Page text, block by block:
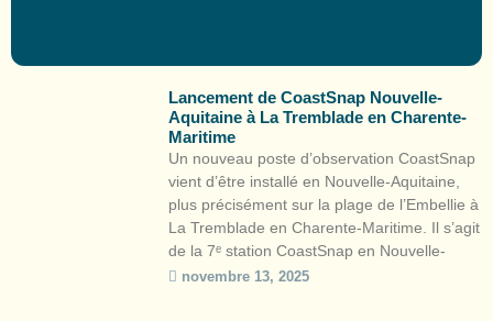
Lancement de CoastSnap Nouvelle-
Aquitaine à La Tremblade en Charente-
Maritime
Un nouveau poste d’observation CoastSnap
vient d’être installé en Nouvelle-Aquitaine,
plus précisément sur la plage de l’Embellie à
La Tremblade en Charente-Maritime. Il s’agit
de la 7ᵉ station CoastSnap en Nouvelle-
Aquitaine après Lacanau, Capbreton, Saint-
novembre 13, 2025